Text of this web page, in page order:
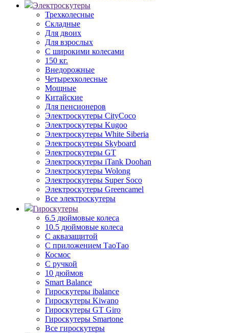
Электроскутеры
Трехколесные
Складные
Для двоих
Для взрослых
С широкими колесами
150 кг.
Внедорожные
Четырехколесные
Мощные
Китайские
Для пенсионеров
Электроскутеры CityCoco
Электроскутеры Kugoo
Электроскутеры White Siberia
Электроскутеры Skyboard
Электроскутеры GT
Электроскутеры iTank Doohan
Электроскутеры Wolong
Электроскутеры Super Soco
Электроскутеры Greencamel
Все электроскутеры
Гироскутеры
6.5 дюймовые колеса
10.5 дюймовые колеса
С аквазащитой
С приложением ТаоТао
Космос
С ручкой
10 дюймов
Smart Balance
Гироскутеры ibalance
Гироскутеры Kiwano
Гироскутеры GT Giro
Гироскутеры Smartone
Все гироскутеры